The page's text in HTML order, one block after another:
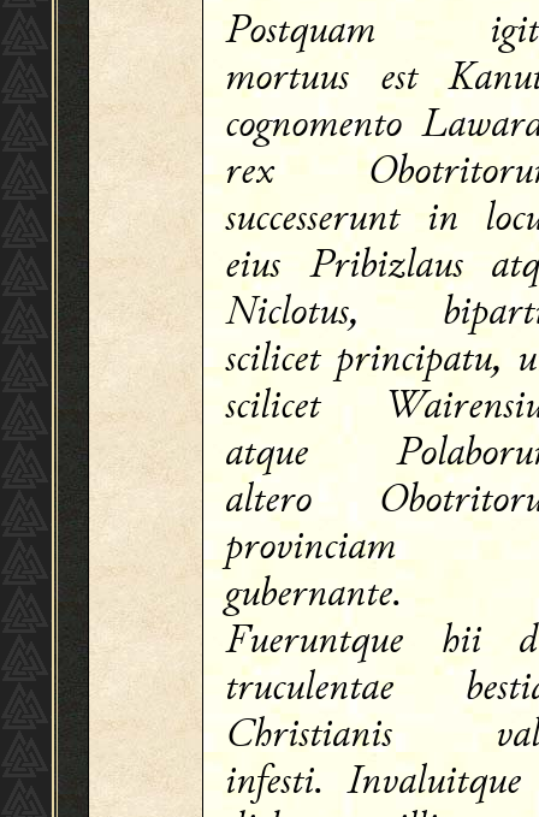
Postquam
mortuus est
cognomento
rex
successerunt in
eius Pribizlaus
Niclotus,
scilicet principatu,
scilicet
atque
altero
provinciam
gubernante.
Fueruntque hii
truculentae
Christianis
infesti.